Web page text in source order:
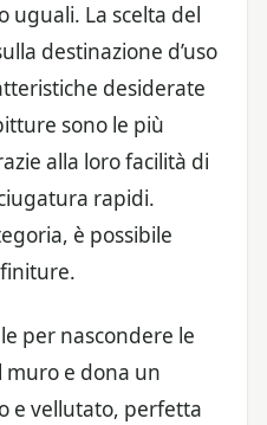
uguali. La scelta del
destinazione d’uso
desiderate
sono le più
alla loro facilità di
rapidi.
è possibile
per nascondere le
muro e dona un
e vellutato, perfetta